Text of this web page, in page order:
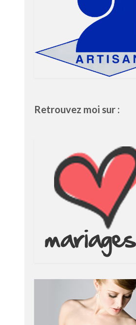
Retrouvez moi sur :